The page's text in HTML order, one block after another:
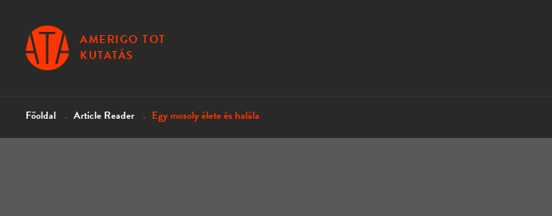
AMERIGO TOT
KUTATÁS
Főoldal Article Reader Egy mosoly élete és halála